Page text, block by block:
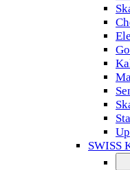
SWISS